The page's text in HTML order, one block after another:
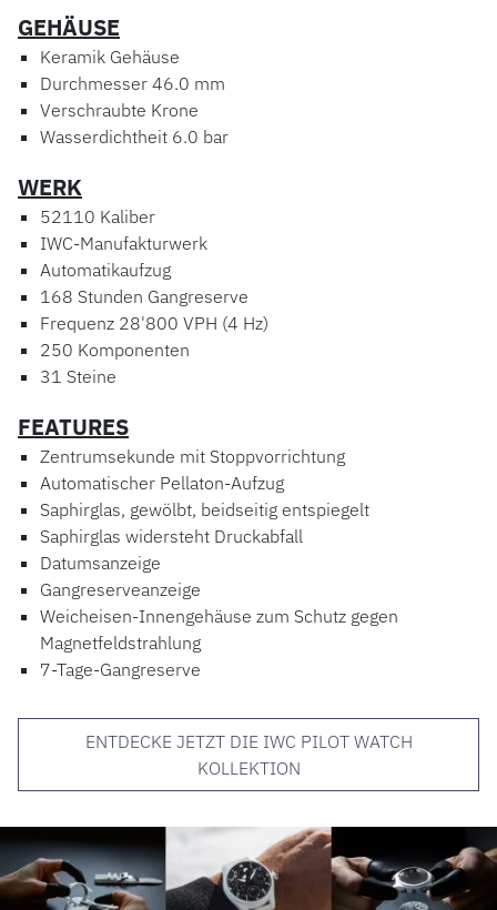
GEHÄUSE
Keramik Gehäuse
Durchmesser 46.0 mm
Verschraubte Krone
Wasserdichtheit 6.0 bar
WERK
52110 Kaliber
IWC-Manufakturwerk
Automatikaufzug
168 Stunden Gangreserve
Frequenz 28'800 VPH (4 Hz)
250 Komponenten
31 Steine
FEATURES
Zentrumsekunde mit Stoppvorrichtung
Automatischer Pellaton-Aufzug
Saphirglas, gewölbt, beidseitig entspiegelt
Saphirglas widersteht Druckabfall
Datumsanzeige
Gangreserveanzeige
Weicheisen-Innengehäuse zum Schutz gegen
Magnetfeldstrahlung
7-Tage-Gangreserve
ENTDECKE JETZT DIE IWC PILOT WATCH
KOLLEKTION